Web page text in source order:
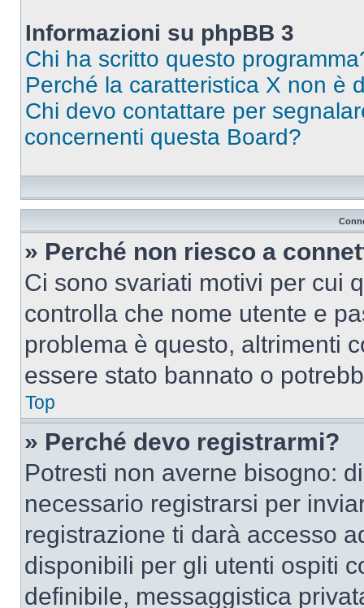
Informazioni su phpBB 3
Chi ha scritto questo
Perché la caratteristica X non è
Chi devo contattare per
concernenti questa Board?
» Perché non riesco a
Ci sono svariati motivi per cui
controlla che nome utente e
problema è questo, altrimenti
essere stato bannato o
Top
» Perché devo registrarmi?
Potresti non averne bisogno:
necessario registrarsi per
registrazione ti darà accesso
disponibili per gli utenti ospiti
definibile, messaggistica